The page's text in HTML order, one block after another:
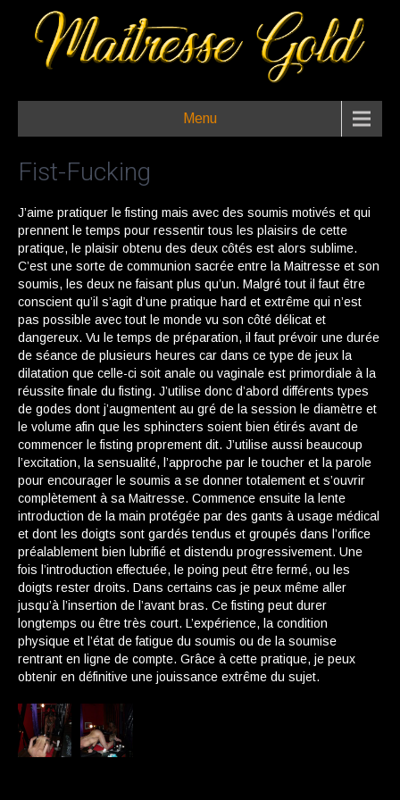
Menu
Fist-Fucking
J’aime pratiquer le fisting mais avec des soumis motivés et qui
prennent le temps pour ressentir tous les plaisirs de cette
pratique, le plaisir obtenu des deux côtés est alors sublime.
C’est une sorte de communion sacrée entre la Maitresse et son
soumis, les deux ne faisant plus qu’un. Malgré tout il faut être
conscient qu’il s’agit d’une pratique hard et extrême qui n’est
pas possible avec tout le monde vu son côté délicat et
dangereux. Vu le temps de préparation, il faut prévoir une durée
de séance de plusieurs heures car dans ce type de jeux la
dilatation que celle-ci soit anale ou vaginale est primordiale à la
réussite finale du fisting. J’utilise donc d’abord différents types
de godes dont j’augmentent au gré de la session le diamètre et
le volume afin que les sphincters soient bien étirés avant de
commencer le fisting proprement dit. J’utilise aussi beaucoup
l’excitation, la sensualité, l’approche par le toucher et la parole
pour encourager le soumis a se donner totalement et s’ouvrir
complètement à sa Maitresse. Commence ensuite la lente
introduction de la main protégée par des gants à usage médical
et dont les doigts sont gardés tendus et groupés dans l’orifice
préalablement bien lubrifié et distendu progressivement. Une
fois l’introduction effectuée, le poing peut être fermé, ou les
doigts rester droits. Dans certains cas je peux même aller
jusqu’à l’insertion de l’avant bras. Ce fisting peut durer
longtemps ou être très court. L’expérience, la condition
physique et l’état de fatigue du soumis ou de la soumise
rentrant en ligne de compte. Grâce à cette pratique, je peux
obtenir en définitive une jouissance extrême du sujet.